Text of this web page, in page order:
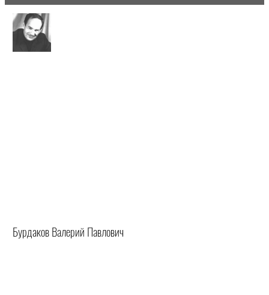
Бурдаков Валерий Павлович